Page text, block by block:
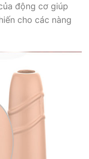
động cơ giúp
cho các nàng